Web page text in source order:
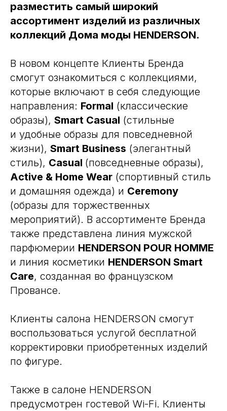
разместить самый широкий
ассортимент изделий из различных
коллекций Дома моды HENDERSON.
В новом концепте Клиенты Бренда
смогут ознакомиться с коллекциями,
которые включают в себя следующие
направления: Formal (классические
образы), Smart Casual (стильные
и удобные образы для повседневной
жизни), Smart Business (элегантный
стиль), Casual (повседневные образы),
Active & Home Wear (спортивный стиль
и домашняя одежда) и Ceremony
(образы для торжественных
мероприятий). В ассортименте Бренда
также представлена линия мужской
парфюмерии HENDERSON POUR HOMME
и линия косметики HENDERSON Smart
Care, созданная во французском
Провансе.
Клиенты салона HENDERSON смогут
воспользоваться услугой бесплатной
корректировки приобретенных изделий
по фигуре.
Также в салоне HENDERSON
предусмотрен гостевой Wi-Fi. Клиенты